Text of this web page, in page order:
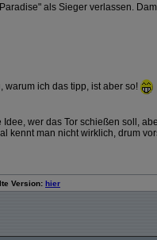
als Sieger verlassen.
warum ich das tipp, ist aber so!
wer das Tor schießen soll,
kennt man nicht wirklich, drum
Version: hier